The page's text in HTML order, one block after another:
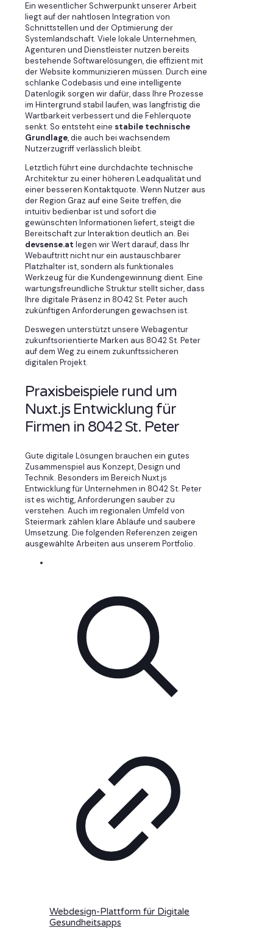
Ein wesentlicher Schwerpunkt unserer Arbeit
liegt auf der nahtlosen Integration von
Schnittstellen und der Optimierung der
Systemlandschaft. Viele lokale Unternehmen,
Agenturen und Dienstleister nutzen bereits
bestehende Softwarelösungen, die effizient mit
der Website kommunizieren müssen. Durch eine
schlanke Codebasis und eine intelligente
Datenlogik sorgen wir dafür, dass Ihre Prozesse
im Hintergrund stabil laufen, was langfristig die
Wartbarkeit verbessert und die Fehlerquote
senkt. So entsteht eine stabile technische
Grundlage, die auch bei wachsendem
Nutzerzugriff verlässlich bleibt.
Letztlich führt eine durchdachte technische
Architektur zu einer höheren Leadqualität und
einer besseren Kontaktquote. Wenn Nutzer aus
der Region Graz auf eine Seite treffen, die
intuitiv bedienbar ist und sofort die
gewünschten Informationen liefert, steigt die
Bereitschaft zur Interaktion deutlich an. Bei
devsense.at legen wir Wert darauf, dass Ihr
Webauftritt nicht nur ein austauschbarer
Platzhalter ist, sondern als funktionales
Werkzeug für die Kundengewinnung dient. Eine
wartungsfreundliche Struktur stellt sicher, dass
Ihre digitale Präsenz in 8042 St. Peter auch
zukünftigen Anforderungen gewachsen ist.
Deswegen unterstützt unsere Webagentur
zukunftsorientierte Marken aus 8042 St. Peter
auf dem Weg zu einem zukunftssicheren
digitalen Projekt.
Praxisbeispiele rund um
Nuxt.js Entwicklung für
Firmen in 8042 St. Peter
Gute digitale Lösungen brauchen ein gutes
Zusammenspiel aus Konzept, Design und
Technik. Besonders im Bereich Nuxt.js
Entwicklung für Unternehmen in 8042 St. Peter
ist es wichtig, Anforderungen sauber zu
verstehen. Auch im regionalen Umfeld von
Steiermark zählen klare Abläufe und saubere
Umsetzung. Die folgenden Referenzen zeigen
ausgewählte Arbeiten aus unserem Portfolio.
Webdesign-Plattform für Digitale
Gesundheitsapps